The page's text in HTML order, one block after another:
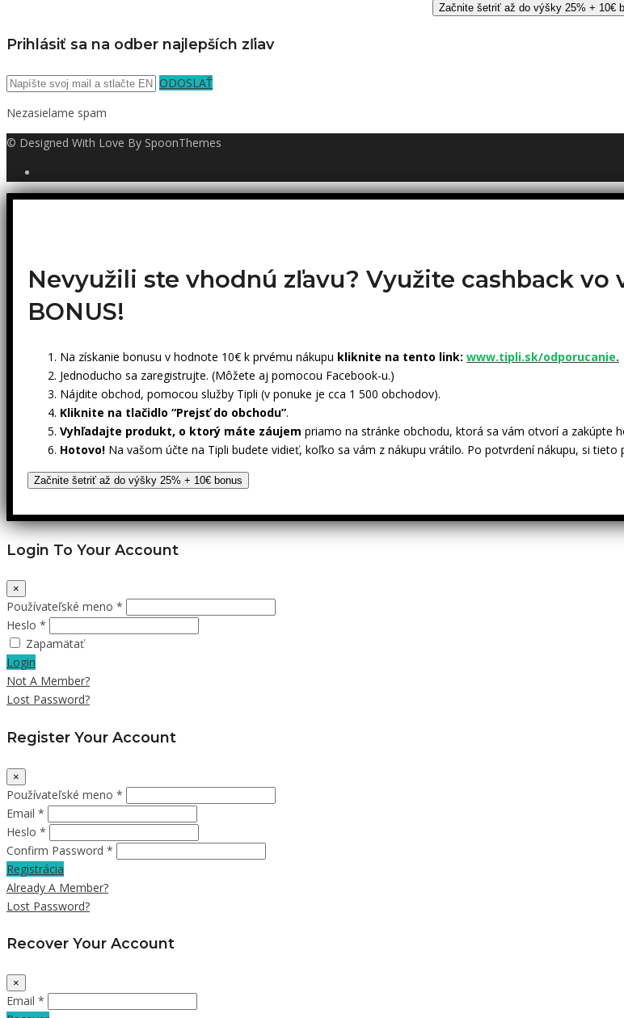
Začnite šetriť až do výšky 25% + 10€
Prihlásiť sa na odber najlepších zľiav
ODOSLAŤ
Nezasielame spam
© Designed With Love By SpoonThemes
Nevyužili ste vhodnú zľavu? Využite cashback vo
BONUS!
Na získanie bonusu v hodnote 10€ k prvému nákupu kliknite na tento link: www.tipli.sk/odporucanie.
Jednoducho sa zaregistrujte. (Môžete aj pomocou Facebook-u.)
Nájdite obchod, pomocou služby Tipli (v ponuke je cca 1 500 obchodov).
Kliknite na tlačidlo “Prejsť do obchodu”.
Vyhľadajte produkt, o ktorý máte záujem priamo na stránke obchodu, ktorá sa vám otvorí a zakúpte
Hotovo! Na vašom účte na Tipli budete vidieť, koľko sa vám z nákupu vrátilo. Po potvrdení nákupu, si
Začnite šetriť až do výšky 25% + 10€ bonus
Login To Your Account
×
Používateľské meno *
Heslo *
Zapamätať
Login
Not A Member?
Lost Password?
Register Your Account
×
Používateľské meno *
Email *
Heslo *
Confirm Password *
Registrácia
Already A Member?
Lost Password?
Recover Your Account
×
Email *